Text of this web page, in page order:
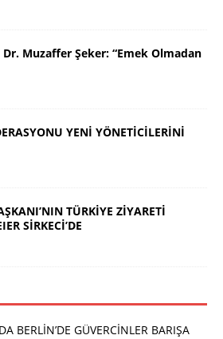
Dr. Muzaffer Şeker: “Emek Olmadan
YENİ YÖNETİCİLERİNİ
TÜRKİYE ZİYARETİ
SİRKECİ’DE
BERLİN’DE GÜVERCİNLER BARIŞA